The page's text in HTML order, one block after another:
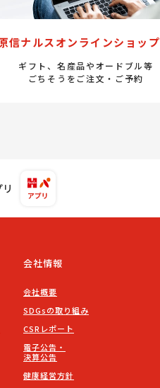
信ナルスオンラインショップ
ギフト、名産品やオードブル等
ごちそうをご注文・ご予約
会社情報
会社概要
SDGsの取り組み
CSRレポート
電子公告・
決算公告
健康経営方針